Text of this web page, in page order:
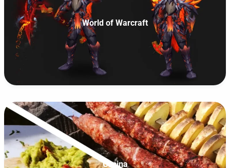
World of Warcraft
Cocina